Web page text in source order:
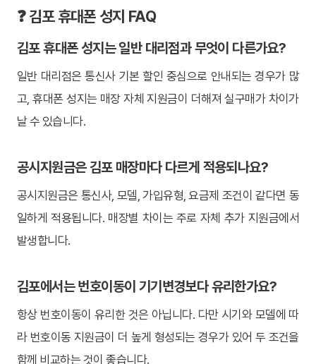
❓ 김포 휴대폰 성지 FAQ
김포 휴대폰 성지는 일반 대리점과 무엇이 다른가요?
일반 대리점은 통신사 기본 할인 중심으로 안내되는 경우가 많
고, 휴대폰 성지는 매장 자체 지원금이 더해져 실구매가 차이가
날 수 있습니다.
공시지원금은 김포 매장마다 다르게 적용되나요?
공시지원금은 통신사, 모델, 가입유형, 요금제 조건이 같다면 동
일하게 적용됩니다. 매장별 차이는 주로 자체 추가 지원금에서
발생합니다.
김포에서는 번호이동이 기기변경보다 유리한가요?
항상 번호이동이 유리한 것은 아닙니다. 다만 시기와 모델에 따
라 번호이동 지원금이 더 높게 형성되는 경우가 있어 두 조건을
함께 비교하는 것이 좋습니다.